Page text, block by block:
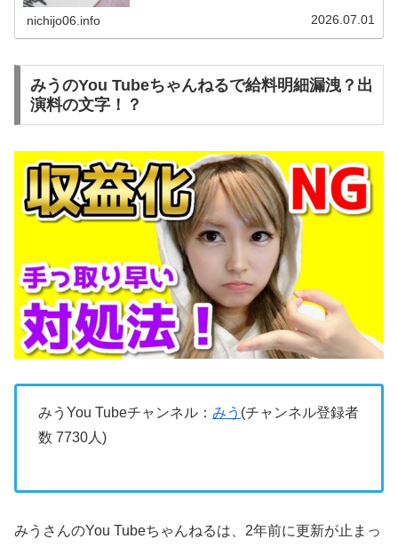
nichijo06.info 2026.07.01
みうのYou Tubeちゃんねるで給料明細漏洩？出
演料の文字！？
みうYou Tubeチャンネル： みう (チャンネル登録者
数 7730人)
みうさんのYou Tubeちゃんねるは、2年前に更新が止まっ